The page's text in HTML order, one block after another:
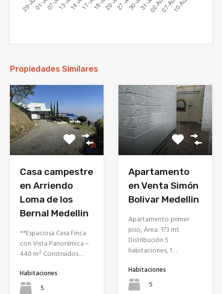
Propiedades Similares
Casa campestre
en Arriendo
Loma de los
Bernal Medellin
**Espaciosa Casa Finca
con Vista Panorámica –
440 m² Construidos…
Habitaciones
5
Apartamento
en Venta Simón
Bolivar Medellin
Apartamento primer
piso, Área: 173 mt
Distribución 5
habitaciones, 1…
Habitaciones
5